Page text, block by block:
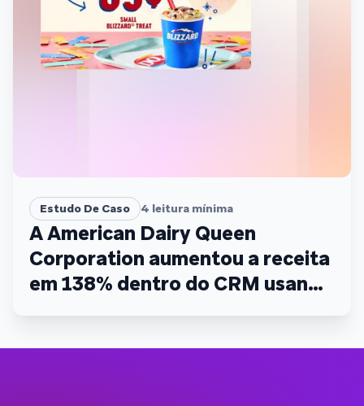
Estudo De Caso 4 leitura mínima
A American Dairy Queen
Corporation aumentou a receita
em 138% dentro do CRM usando